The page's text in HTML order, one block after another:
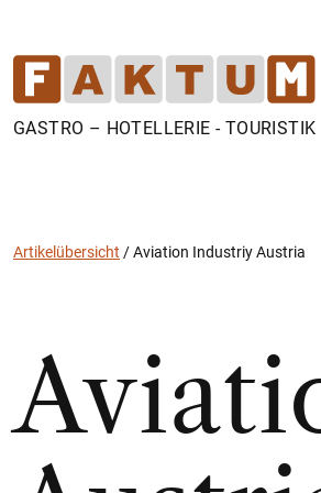
GASTRO – HOTELLERIE - TOURISTIK
Artikelübersicht /Aviation Industriy Austria